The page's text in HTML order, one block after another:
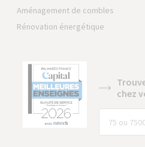
Aménagement de combles
Rénovation énergétique
chez